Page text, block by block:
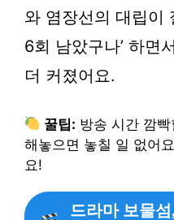
와 염장선의 대립이
6회 남았구나’ 하면
더 커졌어요.
꿀팁: 방송 시간 깜
해놓으면 놓칠 일 없어
요!
드라마 보물